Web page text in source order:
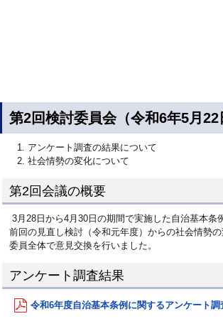
第2回検討委員会（令和6年5月22
アンケート調査の結果について
社会情勢の変化について
第2回会議の概要
3月28日から4月30日の期間で実施した自治基本条
前回の見直し検討（令和元年度）からの社会情勢
委員全体で意見交換を行いました。
アンケート調査結果
令和6年度自治基本条例に関するアンケート調